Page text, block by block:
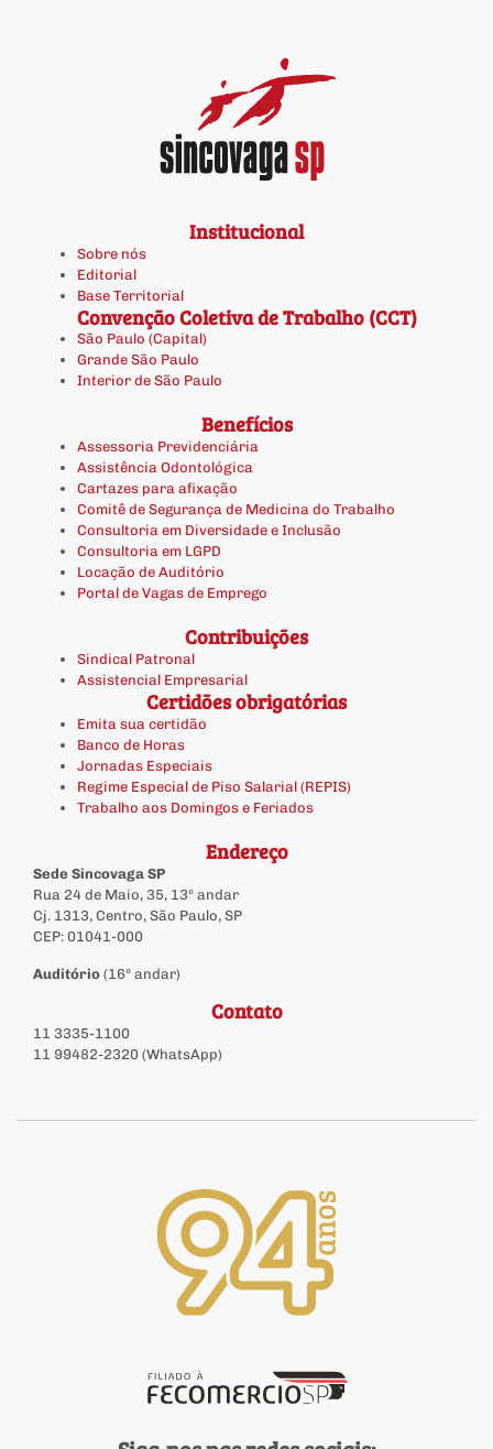
Institucional
Sobre nós
Editorial
Base Territorial
Convenção Coletiva de Trabalho (CCT)
São Paulo (Capital)
Grande São Paulo
Interior de São Paulo
Benefícios
Assessoria Previdenciária
Assistência Odontológica
Cartazes para afixação
Comitê de Segurança de Medicina do Trabalho
Consultoria em Diversidade e Inclusão
Consultoria em LGPD
Locação de Auditório
Portal de Vagas de Emprego
Contribuições
Sindical Patronal
Assistencial Empresarial
Certidões obrigatórias
Emita sua certidão
Banco de Horas
Jornadas Especiais
Regime Especial de Piso Salarial (REPIS)
Trabalho aos Domingos e Feriados
Endereço
Sede Sincovaga SP
Rua 24 de Maio, 35, 13º andar
Cj. 1313, Centro, São Paulo, SP
CEP: 01041-000
Auditório (16º andar)
Contato
11 3335-1100
11 99482-2320 (WhatsApp)